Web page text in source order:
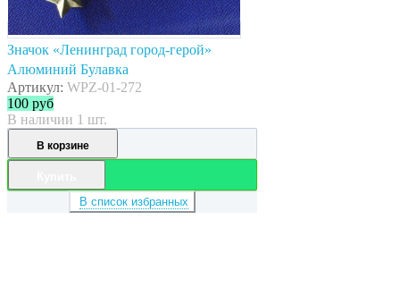
Значок «Ленинград город-герой»
Алюминий Булавка
Артикул: WPZ-01-272
100 руб
В наличии 1 шт.
В корзине
В список избранных